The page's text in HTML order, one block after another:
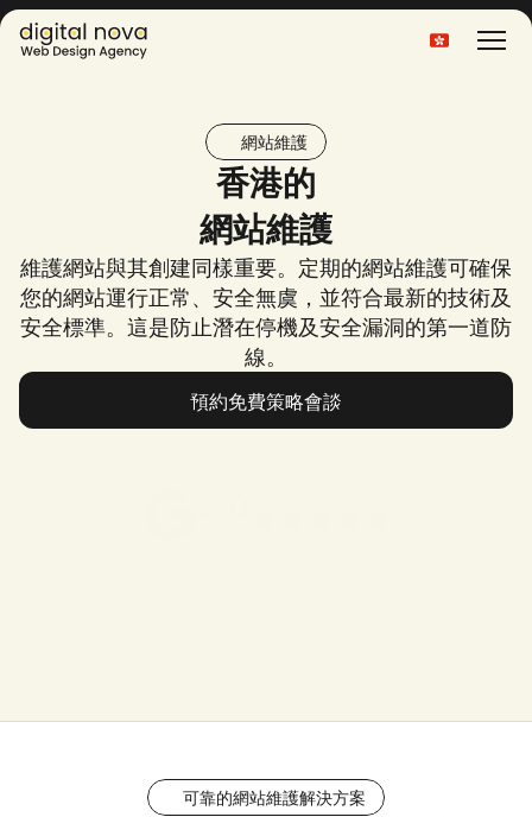
網站維護
香港的
網站維護
維護網站與其創建同樣重要。定期的網站維護可確保
您的網站運行正常、安全無虞，並符合最新的技術及
安全標準。這是防止潛在停機及安全漏洞的第一道防
線。
預約免費策略會談
預約免費策略會談
可靠的網站維護解決方案
Select Language